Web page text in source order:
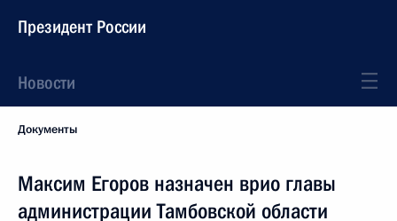
Президент России
Новости
Документы
Максим Егоров назначен врио главы
администрации Тамбовской области